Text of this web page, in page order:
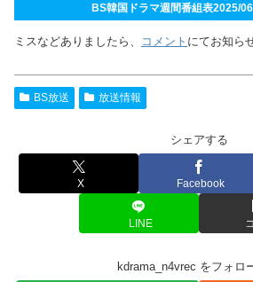
BS韓国ドラマ週間番組表2025/
ミスなどありましたら、 コメント にてお知ら
BS放送 放送情報
シェアする
X Facebook
LINE
kdrama_n4vrec をフォロ